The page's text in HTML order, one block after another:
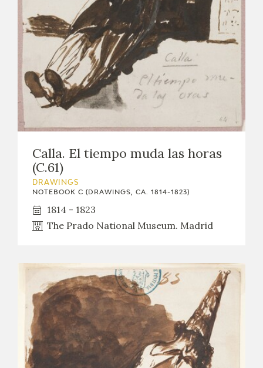
Calla. El tiempo muda las horas
(C.61)
DRAWINGS
NOTEBOOK C (DRAWINGS, CA. 1814-1823)
1814 - 1823
The Prado National Museum. Madrid